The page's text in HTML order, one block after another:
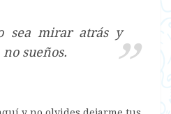
sea mirar atrás y
sueños.